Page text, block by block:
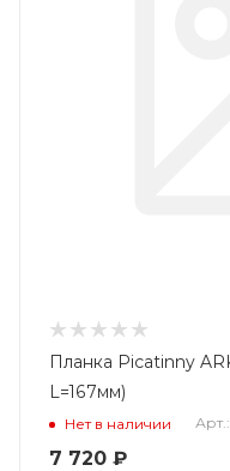
Планка Picatinny
L=167мм)
Нет в наличии
7 720 ₽